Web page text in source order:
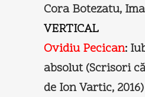
Cora Botezatu,
VERTICAL
Ovidiu Pecican:
absolut (Scrisori
de Ion Vartic, 2016)